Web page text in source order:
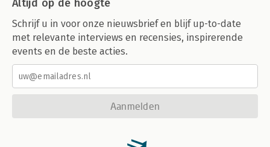
Altijd op de hoogte
Schrijf u in voor onze nieuwsbrief en blijf up-to-date
met relevante interviews en recensies, inspirerende
events en de beste acties.
Aanmelden